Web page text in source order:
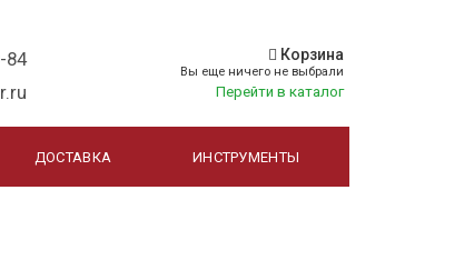
84
Корзина
Вы еще ничего не выбрали
Перейти в каталог
ДОСТАВКА ИНСТРУМЕНТЫ